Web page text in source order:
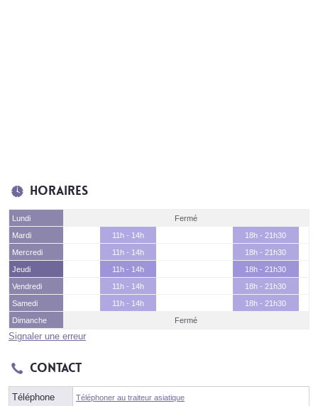
Horaires
Lundi
Fermé
Mardi
11h - 14h
18h - 21h30
Mercredi
11h - 14h
18h - 21h30
Jeudi
11h - 14h
18h - 21h30
Vendredi
11h - 14h
18h - 21h30
Samedi
11h - 14h
18h - 21h30
Dimanche
Fermé
Signaler une erreur
Contact
Téléphone Téléphoner au traiteur asiatique